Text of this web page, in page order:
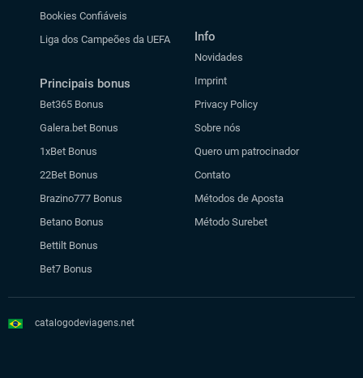
Bookies Confiáveis
Liga dos Campeões da UEFA
Principais bonus
Bet365 Bonus
Galera.bet Bonus
1xBet Bonus
22Bet Bonus
Brazino777 Bonus
Betano Bonus
Bettilt Bonus
Bet7 Bonus
Info
Novidades
Imprint
Privacy Policy
Sobre nós
Quero um patrocinador
Contato
Métodos de Aposta
Método Surebet
catalogodeviagens.net